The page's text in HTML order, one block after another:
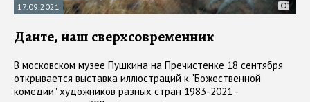
17.09.2021
Данте, наш сверхсовременник
В московском музее Пушкина на Пречистенке 18 сентября
открывается выставка иллюстраций к "Божественной
комедии" художников разных стран 1983-2021 -